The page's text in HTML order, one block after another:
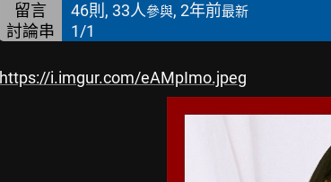
留言
46則, 33人參與, 2年前最新
討論串 1/1
https://i.imgur.com/eAMpImo.jpeg